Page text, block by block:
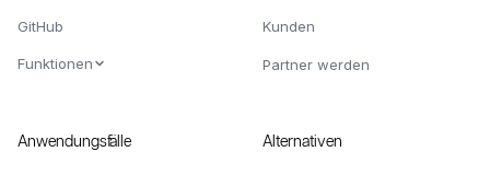
GitHub
Funktionen
Kunden
Partner werden
Anwendungsfälle Alternativen